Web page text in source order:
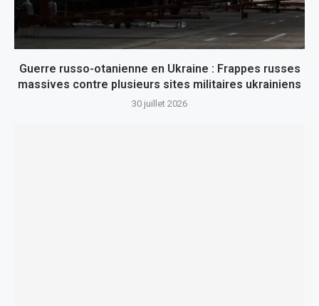
Guerre russo-otanienne en Ukraine : Frappes russes
massives contre plusieurs sites militaires ukrainiens
30 juillet 2026